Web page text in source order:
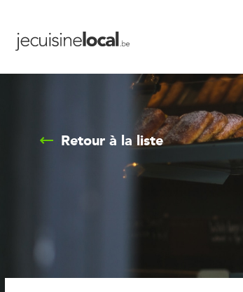
Retour à la liste